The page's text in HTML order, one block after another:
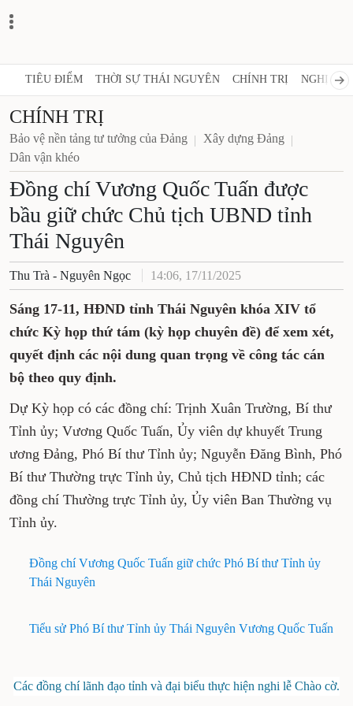
TIÊU ĐIỂM THỜI SỰ THÁI NGUYÊN CHÍNH TRỊ NGHỊ
CHÍNH TRỊ
Bảo vệ nền tảng tư tưởng của Đảng
Xây dựng Đảng
Dân vận khéo
Đồng chí Vương Quốc Tuấn được
bầu giữ chức Chủ tịch UBND tỉnh
Thái Nguyên
Thu Trà - Nguyên Ngọc 14:06, 17/11/2025
Sáng 17-11, HĐND tỉnh Thái Nguyên khóa XIV tổ
chức Kỳ họp thứ tám (kỳ họp chuyên đề) để xem xét,
quyết định các nội dung quan trọng về công tác cán
bộ theo quy định.
Dự Kỳ họp có các đồng chí: Trịnh Xuân Trường, Bí thư
Tỉnh ủy; Vương Quốc Tuấn, Ủy viên dự khuyết Trung
ương Đảng, Phó Bí thư Tỉnh ủy; Nguyễn Đăng Bình, Phó
Bí thư Thường trực Tỉnh ủy, Chủ tịch HĐND tỉnh; các
đồng chí Thường trực Tỉnh ủy, Ủy viên Ban Thường vụ
Tỉnh ủy.
Đồng chí Vương Quốc Tuấn giữ chức Phó Bí thư Tỉnh ủy
Thái Nguyên
Tiểu sử Phó Bí thư Tỉnh ủy Thái Nguyên Vương Quốc Tuấn
Các đồng chí lãnh đạo tỉnh và đại biểu thực hiện nghi lễ Chào cờ.